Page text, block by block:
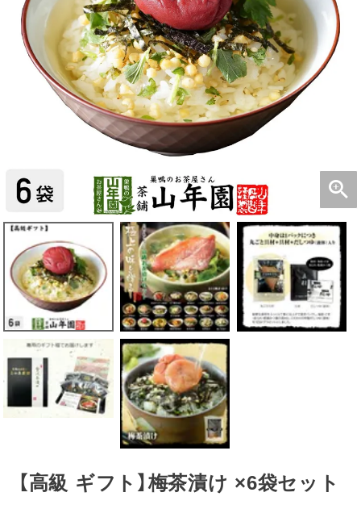
【高級 ギフト】梅茶漬け ×6袋セット